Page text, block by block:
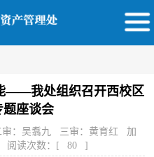
——我处组织召开西校区
题座谈会
：吴翥九 三审：黄育红 加
阅读次数：[
80 ]